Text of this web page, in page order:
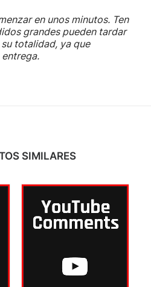
en unos minutos. Ten
grandes pueden tardar
totalidad, ya que
SIMILARES